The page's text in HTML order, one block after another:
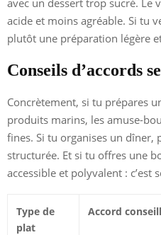
acide et moins agréable. Si tu
plutôt une préparation légère
Conseils d’accords
Concrètement, si tu prépares
produits marins, les amuse-
fines. Si tu organises un dîner,
structurée. Et si tu offres une
accessible et polyvalent : c’est
Type de
plat
Accord